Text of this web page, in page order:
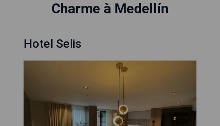
Charme à Medellín
Hotel Selis